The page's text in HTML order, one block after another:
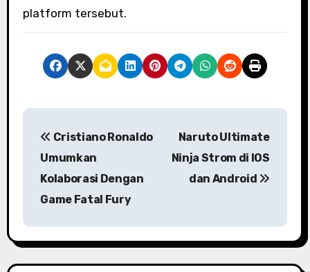
platform tersebut.
n
a
Cristiano Ronaldo
Umumkan
Kolaborasi Dengan
Game Fatal Fury
Naruto Ultimate
Ninja Strom di IOS
dan Android